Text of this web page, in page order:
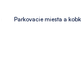
Parkovacie miesta a